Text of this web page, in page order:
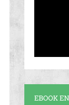
EBOOK